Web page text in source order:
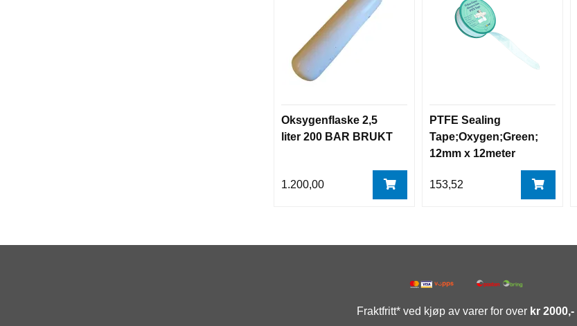
Oksygenflaske 2,5
liter 200 BAR BRUKT
1.200,00
PTFE Sealing
Tape;Oxygen;Green;
12mm x 12meter
153,52
Fraktfritt* ved kjøp av varer for over kr 2000,-